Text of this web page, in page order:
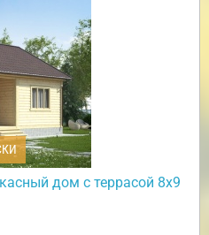
дом с террасой 8х9